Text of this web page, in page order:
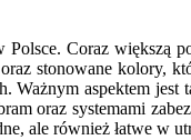
Coraz większą
stonowane kolory,
aspektem
oraz systemami
ale również łatwe w